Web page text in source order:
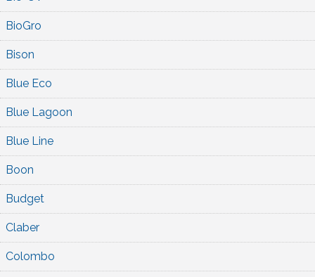
BioGro
Bison
Blue Eco
Blue Lagoon
Blue Line
Boon
Budget
Claber
Colombo